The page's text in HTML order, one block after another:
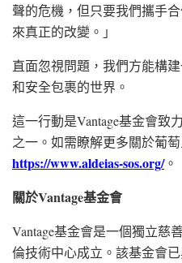
聲的危機，但只要我們攜手
來真正的改變。」
直面忽視問題，我們方能構
和安全包裹的世界。
這一行動是Vantage基金會致
之一。如需瞭解更多關於葡
https://www.aldeias-sos.org/。
關於Vantage基金會
Vantage基金會是一個獨立慈
倫技術中心成立。該基金會